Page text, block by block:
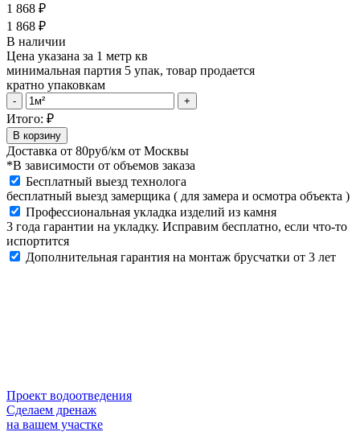
1 868 ₽
1 868 ₽
В наличии
Цена указана за 1 метр кв
минимальная партия 5 упак, товар продается
кратно упаковкам
Плитка
под
кирпич
Stroeher
Keravette
307
weizengelb,
NF11
240x71x11
мм
quantity
- +
Итого: ₽
В корзину
Доставка от 80руб/км от Москвы
*В зависимости от объемов заказа
Бесплатный выезд технолога
бесплатный выезд замерщика ( для замера и осмотра объекта )
Профессиональная укладка изделий из камня
3 года гарантии на укладку. Исправим бесплатно, если что-то
испортится
Дополнительная гарантия на монтаж брусчатки от 3 лет
Проект водоотведения
Сделаем дренаж
на вашем участке